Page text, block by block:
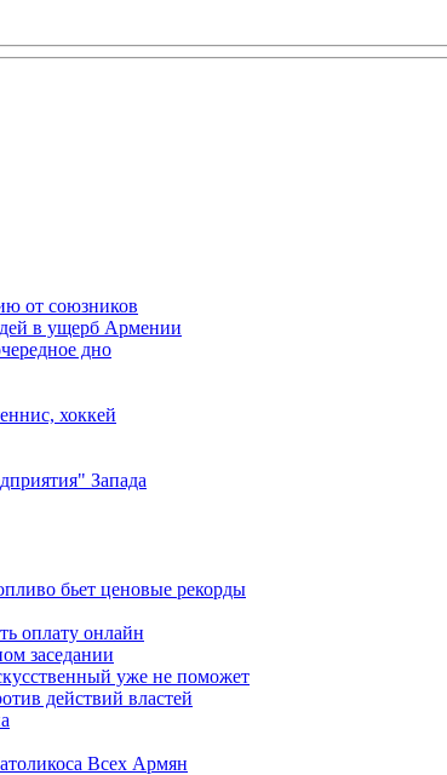
от союзников
в ущерб Армении
дно
хоккей
Запада
бьет ценовые рекорды
оплату онлайн
заседании
уже не поможет
действий властей
Всех Армян